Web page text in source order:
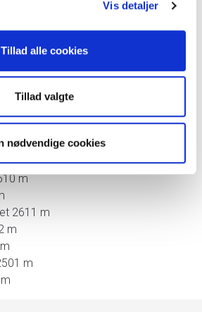
Vis detaljer
Tillad alle cookies
Tillad valgte
nødvendige cookies
m
m
m
2611 m
m
m